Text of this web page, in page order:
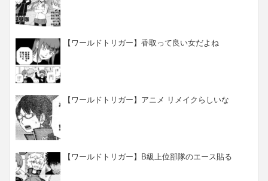
【ワールドトリガー】香取って良い女だよね
【ワールドトリガー】アニメ リメイクらしいな
【ワールドトリガー】B級上位部隊のエース貼る